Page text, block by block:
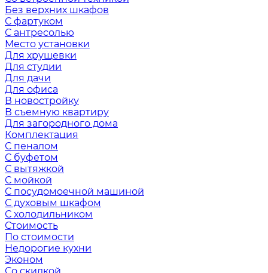
Без верхних шкафов
С фартуком
С антресолью
Место установки
Для хрущевки
Для студии
Для дачи
Для офиса
В новостройку
В съемную квартиру
Для загородного дома
Комплектация
С пеналом
С буфетом
С вытяжкой
С мойкой
С посудомоечной машиной
С духовым шкафом
С холодильником
Стоимость
По стоимости
Недорогие кухни
Эконом